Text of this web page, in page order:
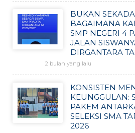
BUKAN
BAGAIMANA
SMP NEGERI 4
JALAN
DIRGANTARA
2 bulan yang lalu
KONSISTEN
KEUNGGULAN:
PAKEM
SELEKSI SMA
2026